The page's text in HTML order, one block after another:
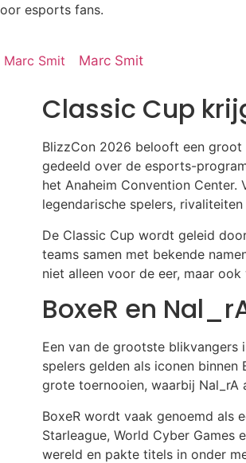
esports fans.
Marc Smit
Classic Cup
BlizzCon 2026 belooft een
gedeeld over de esports-
het Anaheim Convention
legendarische spelers,
De Classic Cup wordt geleid
teams samen met bekende
niet alleen voor de eer, maar
BoxeR en
Een van de grootste blikvangers
spelers gelden als iconen
grote toernooien, waarbij Nal_rA
BoxeR wordt vaak genoemd als
Starleague, World Cyber Games
wereld en pakte titels in onder